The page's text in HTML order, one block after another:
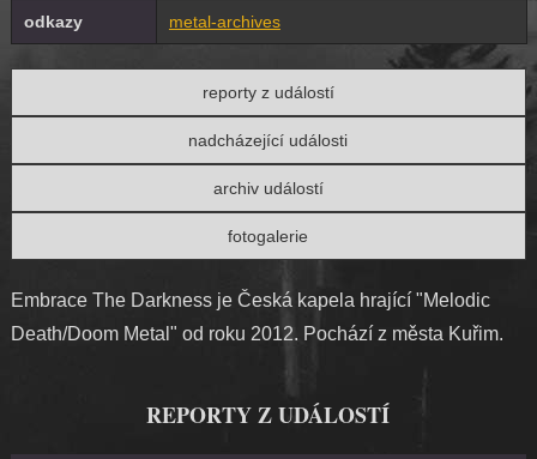
odkazy metal-archives
reporty z událostí
nadcházející události
archiv událostí
fotogalerie
Embrace The Darkness je Česká kapela hrající "Melodic
Death/Doom Metal" od roku 2012. Pochází z města Kuřim.
REPORTY Z UDÁLOSTÍ